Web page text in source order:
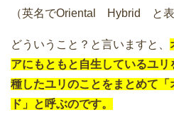
（英名でOriental Hybrid と表
どういうこと？と言いますと、
アにもともと自生しているユ
種したユリのことをまとめて「
ド」と呼ぶのです。